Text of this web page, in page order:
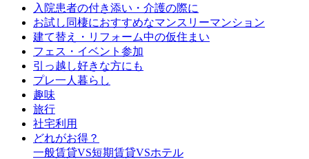
入院患者の付き添い・介護の際に
お試し同棲におすすめなマンスリーマンション
建て替え・リフォーム中の仮住まい
フェス・イベント参加
引っ越し好きな方にも
プレ一人暮らし
趣味
旅行
社宅利用
どれがお得？
一般賃貸VS短期賃貸VSホテル